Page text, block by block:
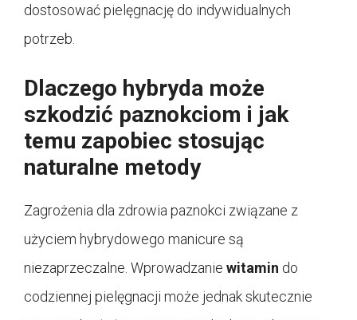
dostosować pielęgnację do indywidualnych
potrzeb.
Dlaczego hybryda może
szkodzić paznokciom i jak
temu zapobiec stosując
naturalne metody
Zagrożenia dla zdrowia paznokci związane z
użyciem hybrydowego manicure są
niezaprzeczalne. Wprowadzanie witamin do
codziennej pielęgnacji może jednak skutecznie